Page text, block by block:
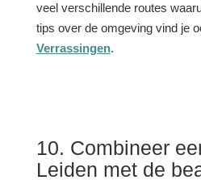
veel verschillende routes
tips over de omgeving vind je
Verrassingen.
10. Combineer
Leiden met de